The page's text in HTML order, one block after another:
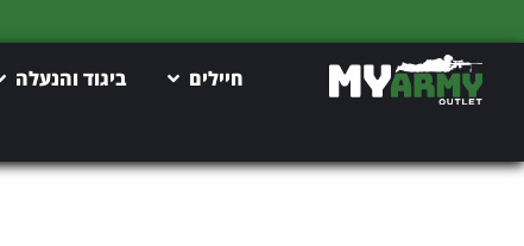
חיילים ביגוד והנעלה